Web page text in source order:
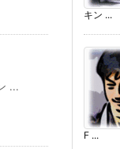
...
キン ...
F ...